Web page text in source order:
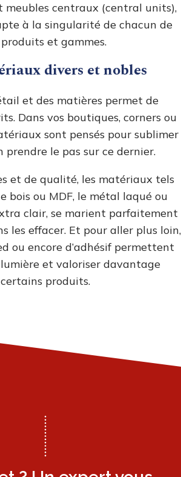
meubles centraux (central units),
à la singularité de chacun de
et gammes.
divers et nobles
et des matières permet de
Dans vos boutiques, corners ou
sont pensés pour sublimer
prendre le pas sur ce dernier.
et de qualité, les matériaux tels
bois ou MDF, le métal laqué ou
clair, se marient parfaitement
les effacer. Et pour aller plus loin,
ou encore d’adhésif permettent
et valoriser davantage
certains produits.